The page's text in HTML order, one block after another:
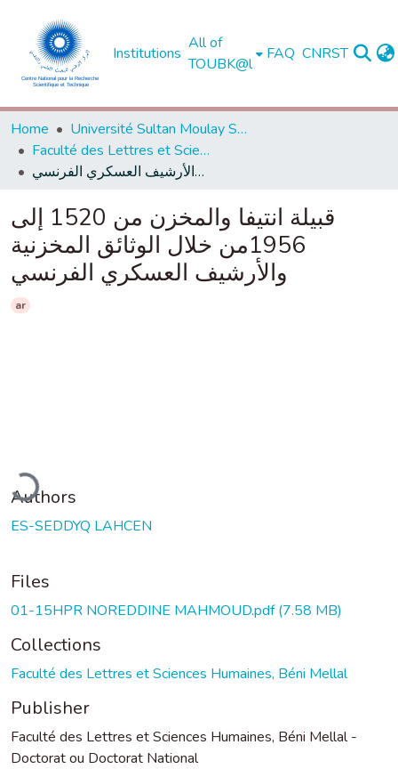
Institutions
All of
TOUBK@l
FAQ CNRST
Home
Université Sultan Moulay Slimane - Béni Mellal
Faculté des Lettres et Sciences Humaines, Béni Mellal
قبيلة انتيفا والمخزن من 1520 إلى 1956من خلال الوثائق المخزنية والأرشيف العسكري الفرنسي
قبيلة انتيفا والمخزن من 1520 إلى
1956من خلال الوثائق المخزنية
والأرشيف العسكري الفرنسي
ar
Authors
ES-SEDDYQ LAHCEN
Files
01-15HPR NOREDDINE MAHMOUD.pdf(7.58 MB)
Collections
Faculté des Lettres et Sciences Humaines, Béni Mellal
Publisher
Faculté des Lettres et Sciences Humaines, Béni Mellal -
Doctorat ou Doctorat National